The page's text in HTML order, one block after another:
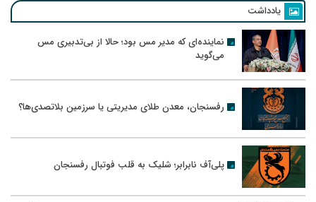
یادداشت
نماینده‌ای که مدیر مس بود؛ حالا از بی‌تدبیری مس
می‌گوید
رفسنجان، معدن طلای مدیریتی یا سرزمین بلاتصدی‌ها؟
پلی‌آف نابرابر؛ شلیک به قلب فوتبال رفسنجان